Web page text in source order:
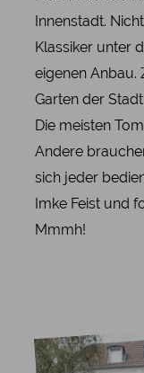
Innenstadt.
Klassiker unter
eigenen Anbau.
Garten der
Die meisten
Andere
sich jeder
Imke Feist und
Mmmh!